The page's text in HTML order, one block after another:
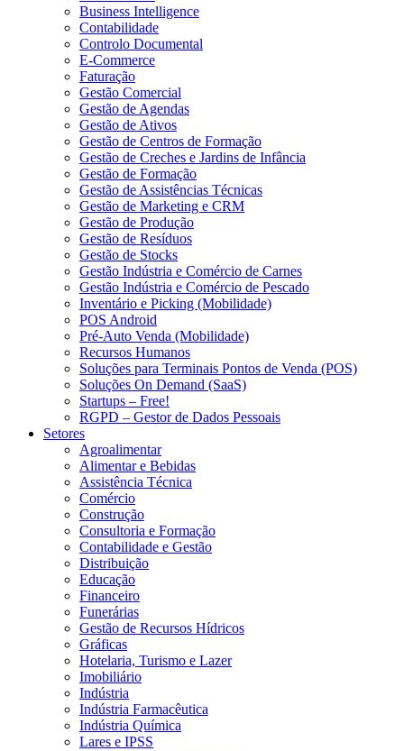
Business Intelligence
Contabilidade
Controlo Documental
E-Commerce
Faturação
Gestão Comercial
Gestão de Agendas
Gestão de Ativos
Gestão de Centros de Formação
Gestão de Creches e Jardins de Infância
Gestão de Formação
Gestão de Assistências Técnicas
Gestão de Marketing e CRM
Gestão de Produção
Gestão de Resíduos
Gestão de Stocks
Gestão Indústria e Comércio de Carnes
Gestão Indústria e Comércio de Pescado
Inventário e Picking (Mobilidade)
POS Android
Pré-Auto Venda (Mobilidade)
Recursos Humanos
Soluções para Terminais Pontos de Venda (POS)
Soluções On Demand (SaaS)
Startups – Free!
RGPD – Gestor de Dados Pessoais
Setores
Agroalimentar
Alimentar e Bebidas
Assistência Técnica
Comércio
Construção
Consultoria e Formação
Contabilidade e Gestão
Distribuição
Educação
Financeiro
Funerárias
Gestão de Recursos Hídricos
Gráficas
Hotelaria, Turismo e Lazer
Imobiliário
Indústria
Indústria Farmacêutica
Indústria Química
Lares e IPSS